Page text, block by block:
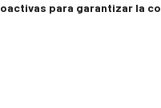
para garantizar la